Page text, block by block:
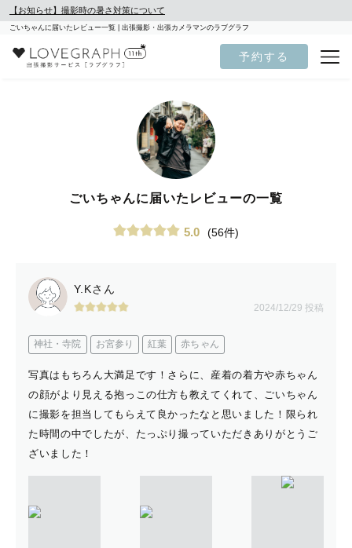
【お知らせ】撮影時の暑さ対策について
ごいちゃんに届いたレビュー一覧 | 出張撮影・出張カメラマンのラブグラフ
予約する
ごいちゃんに届いたレビューの一覧
5.0 (56件)
Y.Kさん
2024/12/29 投稿
神社・寺院 お宮参り 紅葉 赤ちゃん
写真はもちろん大満足です！さらに、産着の着方や赤ちゃん
の顔がより見える抱っこの仕方も教えてくれて、ごいちゃん
に撮影を担当してもらえて良かったなと思いました！限られ
た時間の中でしたが、たっぷり撮っていただきありがとうご
ざいました！